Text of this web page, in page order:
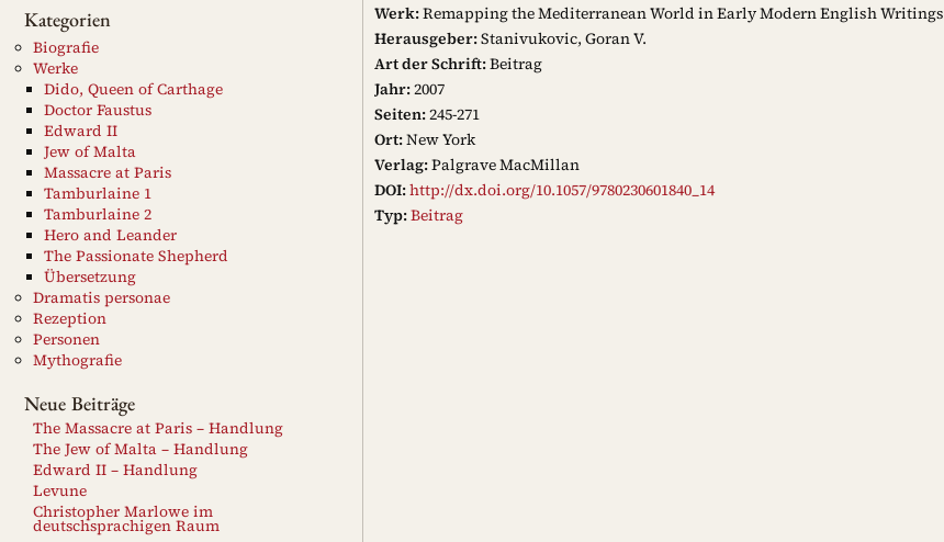
Werk:Remapping the Mediterranean World in Early Modern English Writings
Herausgeber:Stanivukovic, Goran V.
Art der Schrift:Beitrag
Jahr:2007
Seiten:245-271
Ort:New York
Verlag:Palgrave MacMillan
DOI:http://dx.doi.org/10.1057/9780230601840_14
Typ:Beitrag
Kategorien
Biografie
Werke
Dido, Queen of Carthage
Doctor Faustus
Edward II
Jew of Malta
Massacre at Paris
Tamburlaine 1
Tamburlaine 2
Hero and Leander
The Passionate Shepherd
Übersetzung
Dramatis personae
Rezeption
Personen
Mythografie
Neue Beiträge
The Massacre at Paris – Handlung
The Jew of Malta – Handlung
Edward II – Handlung
Levune
Christopher Marlowe im
deutschsprachigen Raum